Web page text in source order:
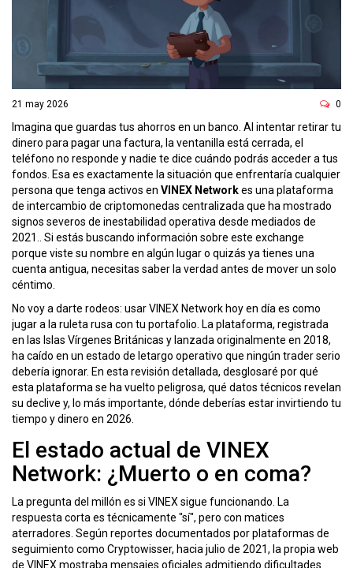
21 may 2026 0
Imagina que guardas tus ahorros en un banco. Al intentar retirar tu
dinero para pagar una factura, la ventanilla está cerrada, el
teléfono no responde y nadie te dice cuándo podrás acceder a tus
fondos. Esa es exactamente la situación que enfrentaría cualquier
persona que tenga activos en VINEX Networkes una plataforma
de intercambio de criptomonedas centralizada que ha mostrado
signos severos de inestabilidad operativa desde mediados de
2021
. Si estás buscando información sobre este exchange
porque viste su nombre en algún lugar o quizás ya tienes una
cuenta antigua, necesitas saber la verdad antes de mover un solo
céntimo.
No voy a darte rodeos: usar VINEX Network hoy en día es como
jugar a la ruleta rusa con tu portafolio. La plataforma, registrada
en las Islas Vírgenes Británicas y lanzada originalmente en 2018,
ha caído en un estado de letargo operativo que ningún trader serio
debería ignorar. En esta revisión detallada, desglosaré por qué
esta plataforma se ha vuelto peligrosa, qué datos técnicos revelan
su declive y, lo más importante, dónde deberías estar invirtiendo tu
tiempo y dinero en 2026.
El estado actual de VINEX
Network: ¿Muerto o en coma?
La pregunta del millón es si VINEX sigue funcionando. La
respuesta corta es técnicamente "sí", pero con matices
aterradores. Según reportes documentados por plataformas de
seguimiento como Cryptowisser, hacia julio de 2021, la propia web
de VINEX mostraba mensajes oficiales admitiendo dificultades